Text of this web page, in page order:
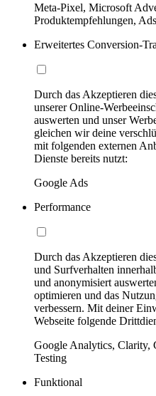
Meta-Pixel, Microsoft
Produktempfehlungen,
Erweitertes Conversion-
Durch das Akzeptieren
unserer Online-
auswerten und unser
gleichen wir deine
mit folgenden externen
Dienste bereits nutzt:
Google Ads
Performance
Durch das Akzeptieren
und Surfverhalten
und anonymisiert
optimieren und das
verbessern. Mit deiner
Webseite folgende
Google Analytics, Clarity,
Testing
Funktional